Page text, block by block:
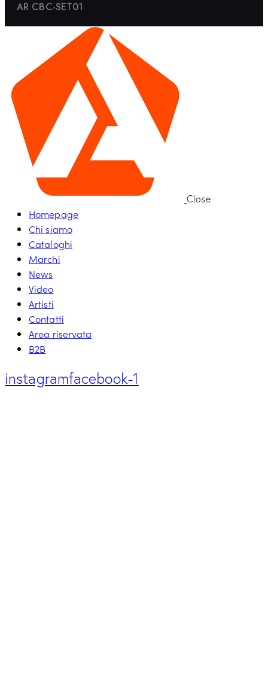
AR CBC-SET01
Close
Homepage
Chi siamo
Cataloghi
Marchi
News
Video
Artisti
Contatti
Area riservata
B2B
instagramfacebook-1